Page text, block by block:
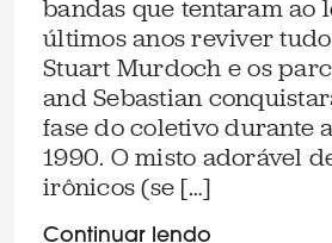
bandas que tentaram ao
últimos anos reviver
Stuart Murdoch e os
and Sebastian
fase do coletivo durante
1990. O misto adorável
irônicos (se […]
Continuar lendo